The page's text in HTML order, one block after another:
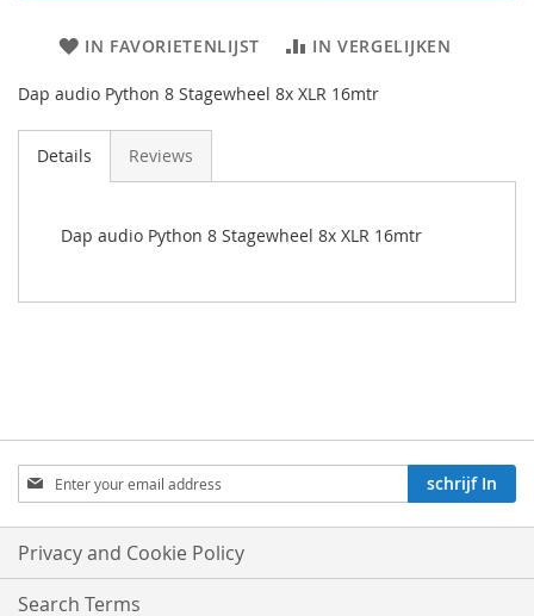
IN FAVORIETENLIJST IN VERGELIJKEN
Dap audio Python 8 Stagewheel 8x XLR 16mtr
Details Reviews
Dap audio Python 8 Stagewheel 8x XLR 16mtr
Aboneren
op
onze
nieuwsbrief:
schrijf In
Privacy and Cookie Policy
Search Terms